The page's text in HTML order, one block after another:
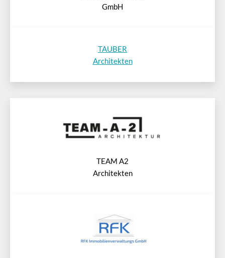
GmbH
TAUBER
Architekten
TEAM A2
Architekten